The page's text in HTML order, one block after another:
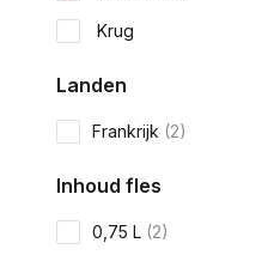
Krug
Landen
Frankrijk (2)
Inhoud fles
0,75 L (2)